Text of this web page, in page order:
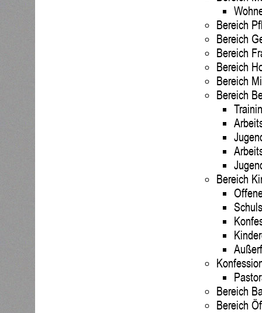
Bereich
Bereich
Bereich
Bereich
Bereich
Bereich
Bereich
Bereich
Bereich